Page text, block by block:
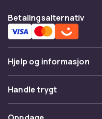
Betalingsalternativ
Hjelp og informasjon
Vanlige spørsmål
Spor pakke
Handle trygt
Betaling